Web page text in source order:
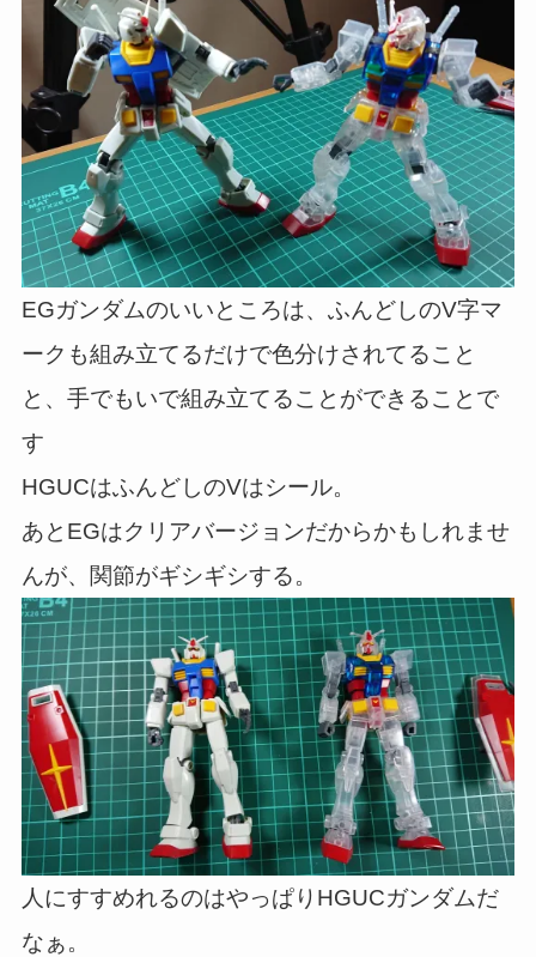
EGガンダムのいいところは、ふんどしのV字マ
ークも組み立てるだけで色分けされてること
と、手でもいで組み立てることができることで
す
HGUCはふんどしのVはシール。
あとEGはクリアバージョンだからかもしれませ
んが、関節がギシギシする。
人にすすめれるのはやっぱりHGUCガンダムだ
なぁ。